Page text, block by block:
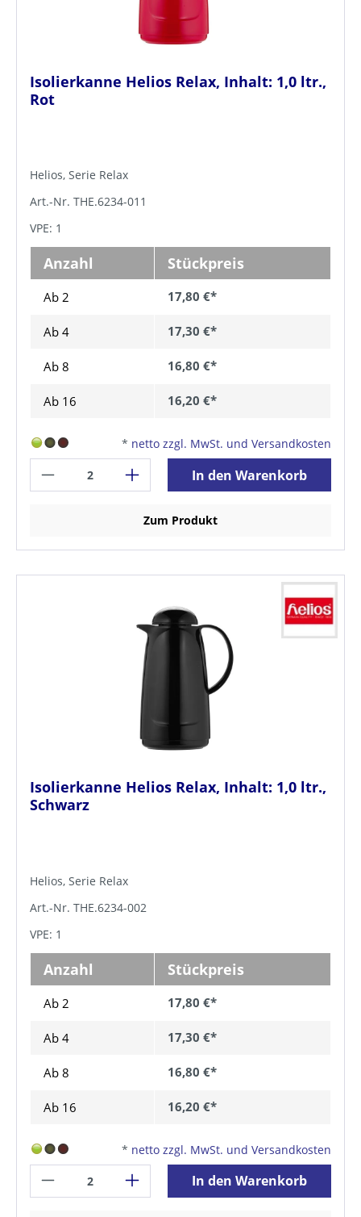
Isolierkanne Helios Relax, Inhalt: 1,0 ltr.,
Rot
Helios, Serie Relax
Art.-Nr. THE.6234-011
VPE: 1
Anzahl Stückpreis
Ab 2 17,80 €*
Ab 4 17,30 €*
Ab 8 16,80 €*
Ab 16 16,20 €*
* netto zzgl. MwSt. und Versandkosten
In den Warenkorb
Zum Produkt
Isolierkanne Helios Relax, Inhalt: 1,0 ltr.,
Schwarz
Helios, Serie Relax
Art.-Nr. THE.6234-002
VPE: 1
Anzahl Stückpreis
Ab 2 17,80 €*
Ab 4 17,30 €*
Ab 8 16,80 €*
Ab 16 16,20 €*
* netto zzgl. MwSt. und Versandkosten
In den Warenkorb